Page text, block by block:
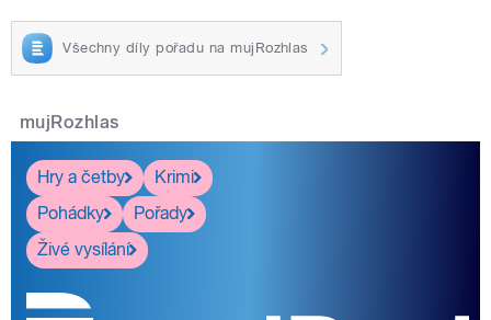
Všechny díly pořadu na mujRozhlas
mujRozhlas
Hry a četby
Krimi
Pohádky
Pořady
Živé vysílání